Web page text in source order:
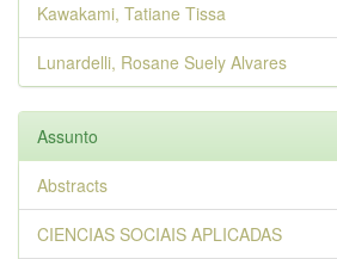
Kawakami, Tatiane Tissa
Lunardelli, Rosane Suely Alvares
Assunto
Abstracts
CIENCIAS SOCIAIS APLICADAS